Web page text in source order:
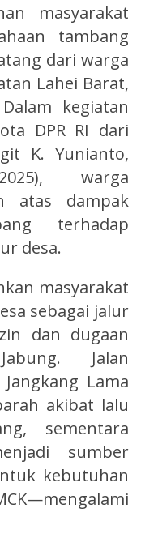
masyarakat
tambang
dari warga
Lahei Barat,
kegiatan
DPR RI dari
K. Yunianto,
warga
atas dampak
terhadap
desa.
masyarakat
sebagai jalur
dan dugaan
Jalan
Lama
akibat lalu
sementara
sumber
kebutuhan